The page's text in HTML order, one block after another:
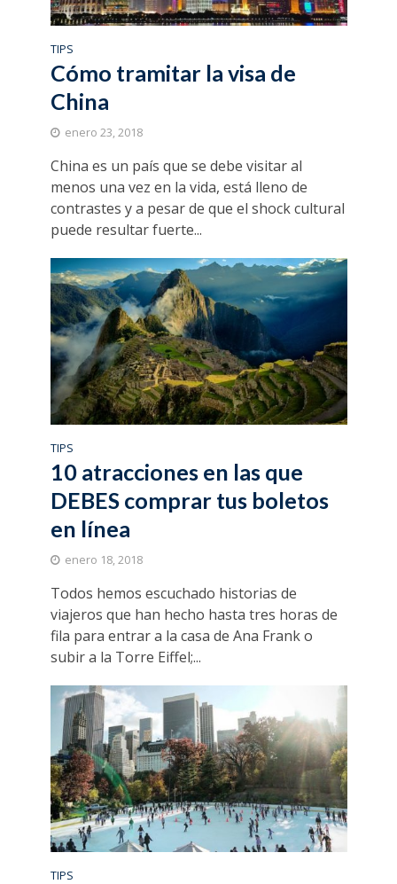
TIPS
Cómo tramitar la visa de
China
enero 23, 2018
China es un país que se debe visitar al
menos una vez en la vida, está lleno de
contrastes y a pesar de que el shock cultural
puede resultar fuerte...
TIPS
10 atracciones en las que
DEBES comprar tus boletos
en línea
enero 18, 2018
Todos hemos escuchado historias de
viajeros que han hecho hasta tres horas de
fila para entrar a la casa de Ana Frank o
subir a la Torre Eiffel;...
TIPS